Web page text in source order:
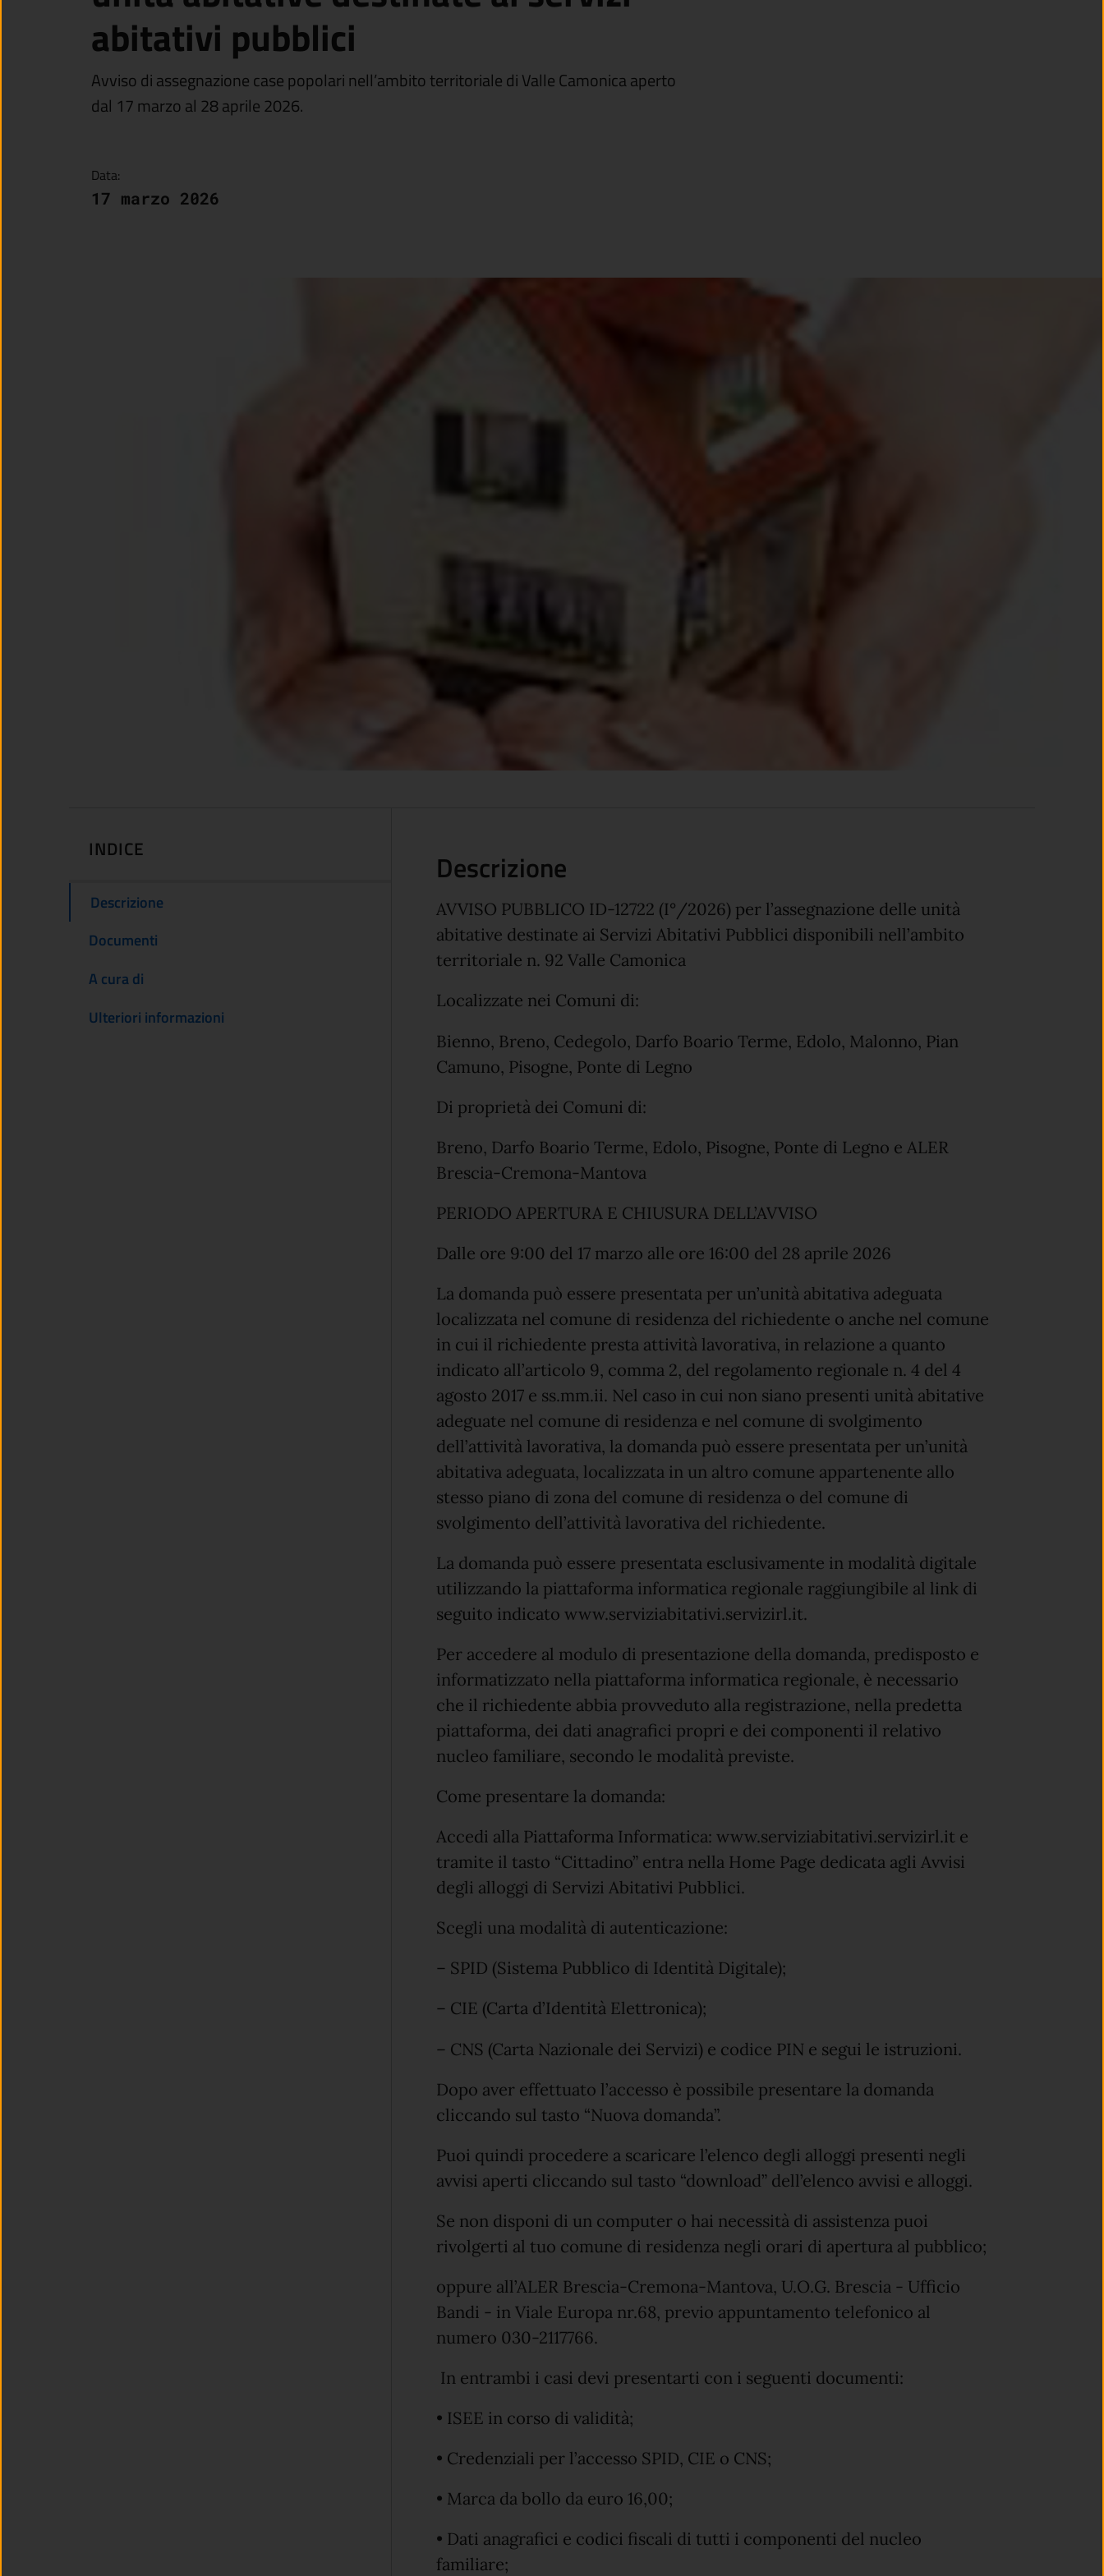
abitativi pubblici
Avviso di assegnazione case popolari nell’ambito territoriale di Valle Camonica aperto
dal 17 marzo al 28 aprile 2026.
Data:
17 marzo 2026
INDICE
Descrizione
Documenti
A cura di
Ulteriori informazioni
Descrizione
AVVISO PUBBLICO ID-12722 (I°/2026) per l’assegnazione delle unità
abitative destinate ai Servizi Abitativi Pubblici disponibili nell’ambito
territoriale n. 92 Valle Camonica
Localizzate nei Comuni di:
Bienno, Breno, Cedegolo, Darfo Boario Terme, Edolo, Malonno, Pian
Camuno, Pisogne, Ponte di Legno
Di proprietà dei Comuni di:
Breno, Darfo Boario Terme, Edolo, Pisogne, Ponte di Legno e ALER
Brescia-Cremona-Mantova
PERIODO APERTURA E CHIUSURA DELL’AVVISO
Dalle ore 9:00 del 17 marzo alle ore 16:00 del 28 aprile 2026
La domanda può essere presentata per un’unità abitativa adeguata
localizzata nel comune di residenza del richiedente o anche nel comune
in cui il richiedente presta attività lavorativa, in relazione a quanto
indicato all’articolo 9, comma 2, del regolamento regionale n. 4 del 4
agosto 2017 e ss.mm.ii. Nel caso in cui non siano presenti unità abitative
adeguate nel comune di residenza e nel comune di svolgimento
dell’attività lavorativa, la domanda può essere presentata per un’unità
abitativa adeguata, localizzata in un altro comune appartenente allo
stesso piano di zona del comune di residenza o del comune di
svolgimento dell’attività lavorativa del richiedente.
La domanda può essere presentata esclusivamente in modalità digitale
utilizzando la piattaforma informatica regionale raggiungibile al link di
seguito indicato www.serviziabitativi.servizirl.it.
Per accedere al modulo di presentazione della domanda, predisposto e
informatizzato nella piattaforma informatica regionale, è necessario
che il richiedente abbia provveduto alla registrazione, nella predetta
piattaforma, dei dati anagrafici propri e dei componenti il relativo
nucleo familiare, secondo le modalità previste.
Come presentare la domanda:
Accedi alla Piattaforma Informatica: www.serviziabitativi.servizirl.it e
tramite il tasto “Cittadino” entra nella Home Page dedicata agli Avvisi
degli alloggi di Servizi Abitativi Pubblici.
Scegli una modalità di autenticazione:
– SPID (Sistema Pubblico di Identità Digitale);
– CIE (Carta d’Identità Elettronica);
– CNS (Carta Nazionale dei Servizi) e codice PIN e segui le istruzioni.
Dopo aver effettuato l’accesso è possibile presentare la domanda
cliccando sul tasto “Nuova domanda”.
Puoi quindi procedere a scaricare l’elenco degli alloggi presenti negli
avvisi aperti cliccando sul tasto “download” dell’elenco avvisi e alloggi.
Se non disponi di un computer o hai necessità di assistenza puoi
rivolgerti al tuo comune di residenza negli orari di apertura al pubblico;
oppure all’ALER Brescia-Cremona-Mantova, U.O.G. Brescia - Ufficio
Bandi - in Viale Europa nr.68, previo appuntamento telefonico al
numero 030-2117766.
In entrambi i casi devi presentarti con i seguenti documenti:
• ISEE in corso di validità;
• Credenziali per l’accesso SPID, CIE o CNS;
• Marca da bollo da euro 16,00;
• Dati anagrafici e codici fiscali di tutti i componenti del nucleo
familiare;